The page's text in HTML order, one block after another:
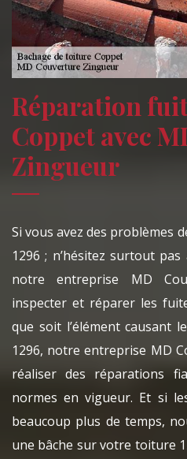
Réparation
Coppet avec
Zingueur
Si vous avez des problèmes
1296 ; n’hésitez surtout
notre entreprise MD
inspecter et réparer les
que soit l’élément causant
1296, notre entreprise MD
réaliser des réparations
normes en vigueur. Et si
beaucoup plus de temps,
une bâche sur votre toiture